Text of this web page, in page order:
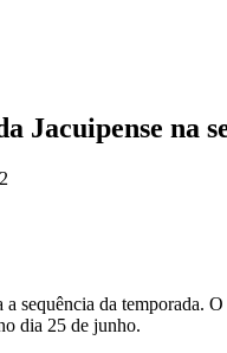
Jacuipense na
a sequência da temporada.
dia 25 de junho.